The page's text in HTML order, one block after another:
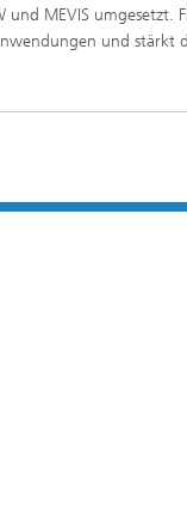
MEVIS umgesetzt.
und stärkt